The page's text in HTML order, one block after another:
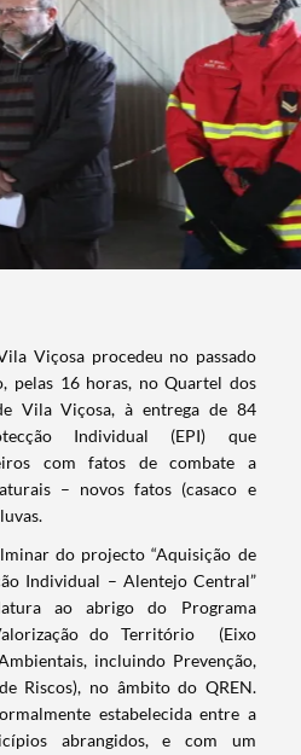
Viçosa procedeu no passado
pelas 16 horas, no Quartel dos
Vila Viçosa, à entrega de 84
Individual (EPI) que
com fatos de combate a
– novos fatos (casaco e
do projecto “Aquisição de
Individual – Alentejo Central”
ao abrigo do Programa
do Território (Eixo
incluindo Prevenção,
Riscos), no âmbito do QREN.
estabelecida entre a
abrangidos, e com um